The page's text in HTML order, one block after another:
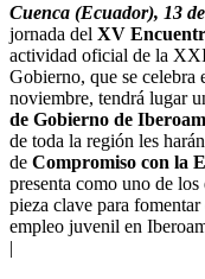
Cuenca (Ecuador), 13
jornada del XV
actividad oficial de la
Gobierno, que se celebra
noviembre, tendrá lugar
de Gobierno de
de toda la región les
de Compromiso con la
presenta como uno de los
pieza clave para
empleo juvenil en
|